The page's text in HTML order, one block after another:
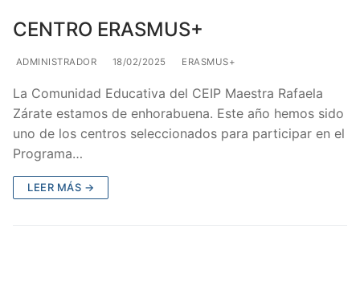
CENTRO ERASMUS+
ADMINISTRADOR 18/02/2025 ERASMUS+
La Comunidad Educativa del CEIP Maestra Rafaela
Zárate estamos de enhorabuena. Este año hemos sido
uno de los centros seleccionados para participar en el
Programa…
LEER MÁS →